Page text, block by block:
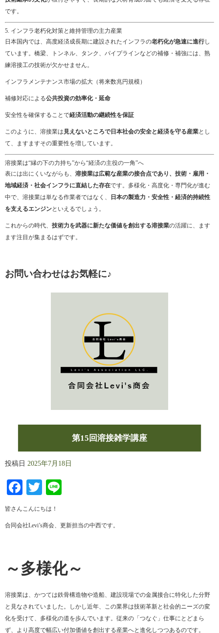
です。
5. インフラ老朽化対策と維持管理の主力産業
日本国内では、高度経済成長期に建設されたインフラの老朽化が急速に進行し
ています。橋梁、トンネル、タンク、パイプラインなどの補修・補強には、熟
練溶接工の技術が欠かせません。
インフラメンテナンス市場の拡大（将来数兆円規模）
補修対応による公共投資の効率化・延命
安全性を確保することで経済活動の継続性を保証
このように、溶接業は 見えないところで日本社会の安全と経済を守る産業とし
て、ますますその重要性を増しています。
溶接業は“縁の下の力持ち”から“経済の主役の一角”へ
表には出にくいながらも、 溶接業は広範な産業の接合点であり、技術・雇用・
地域経済・社会インフラに直結した存在です。多様化・高度化・専門化が進む
中で、溶接業は単なる作業者ではなく、
日本の製造力・安全性・経済的持続性
を支えるエンジンといえるでしょう。
これからの時代、 技術力を武器に新たな価値を創出する溶接業の活躍に、ます
ます注目が集まるはずです。
お問い合わせはお気軽に♪
第15回溶接雑学講座
投稿日 2025年7月18日
Facebook
Twitter
皆さんこんにちは！
合同会社Levi’s商会、更新担当の中西です。
～多様化～
溶接業は、かつては鉄骨構造物や造船、建設現場での金属接合に特化した分野
と見なされていました。しかし近年、この業界は技術革新と社会的ニーズの変
化を受けて、多様化の道を歩んでいます。従来の「つなぐ」仕事にとどまら
ず、より高度で幅広い付加価値を創出する産業へと進化しつつあるのです。